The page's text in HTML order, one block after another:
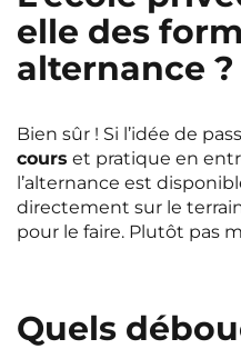
elle des
alternance ?
Bien sûr ! Si l’idée de
cours et pratique en
l’alternance est
directement sur le
pour le faire. Plutôt pas
Quels